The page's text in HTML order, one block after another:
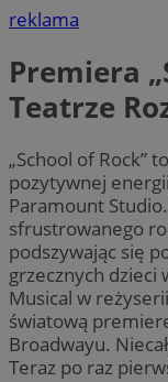
reklama
Premiera
Teatrze
„School of Rock”
pozytywnej
Paramount
sfrustrowanego
podszywając się
grzecznych dzieci
Musical w
światową
Broadwayu.
Teraz po raz